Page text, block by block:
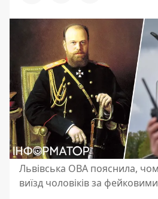
Львівська ОВА пояснила,
виїзд чоловіків за